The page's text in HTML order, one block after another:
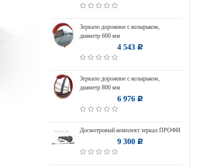
Зеркало дорожное с козырьком,
диаметр 600 мм
4 543 Р
Зеркало дорожное с козырьком,
диаметр 800 мм
6 976 Р
Досмотровый комплект зеркал ПРОФИ
9 300 Р